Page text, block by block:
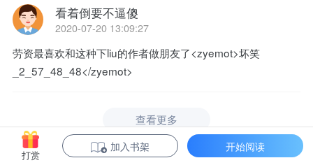
看着倒要不逼傻
2020-07-20 13:09:27
劳资最喜欢和这种下liu的作者做朋友了<zyemot>坏笑
_2_57_48_48</zyemot>
查看更多
打赏
加入书架 开始阅读